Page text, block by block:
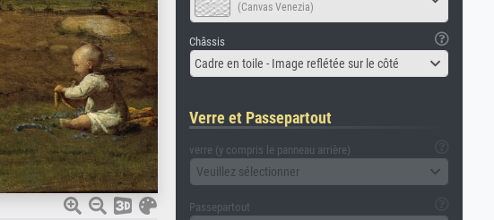
(Canvas Venezia)
Châssis
Cadre en toile - Image reflétée sur le côté
Verre et Passepartout
verre (y compris le panneau arrière)
Veuillez sélectionner
Passepartout